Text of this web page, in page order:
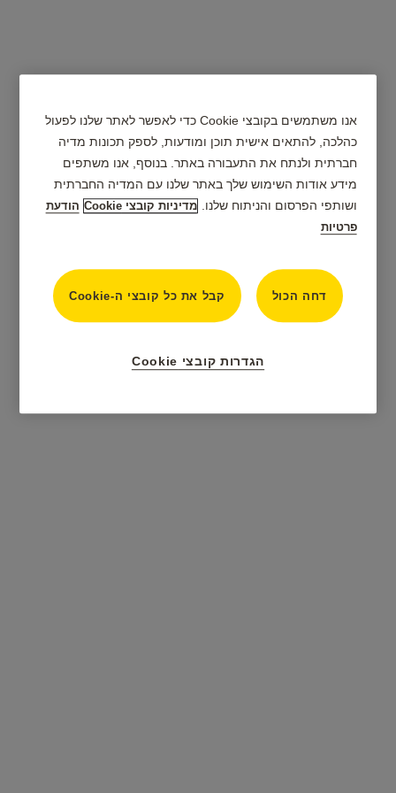
אנו משתמשים בקובצי Cookie כדי לאפשר לאתר שלנו לפעול
כהלכה, להתאים אישית תוכן ומודעות, לספק תכונות מדיה
חברתית ולנתח את התעבורה באתר. בנוסף, אנו משתפים
מידע אודות השימוש שלך באתר שלנו עם המדיה החברתית
ושותפי הפרסום והניתוח שלנו. מדיניות קובצי Cookie
הודעת
פרטיות
דחה הכול קבל את כל קובצי ה-Cookie
הגדרות קובצי Cookie